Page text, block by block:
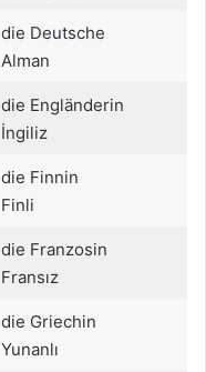
die Deutsche
Alman
die Engländerin
İngiliz
die Finnin
Finli
die Franzosin
Fransız
die Griechin
Yunanlı